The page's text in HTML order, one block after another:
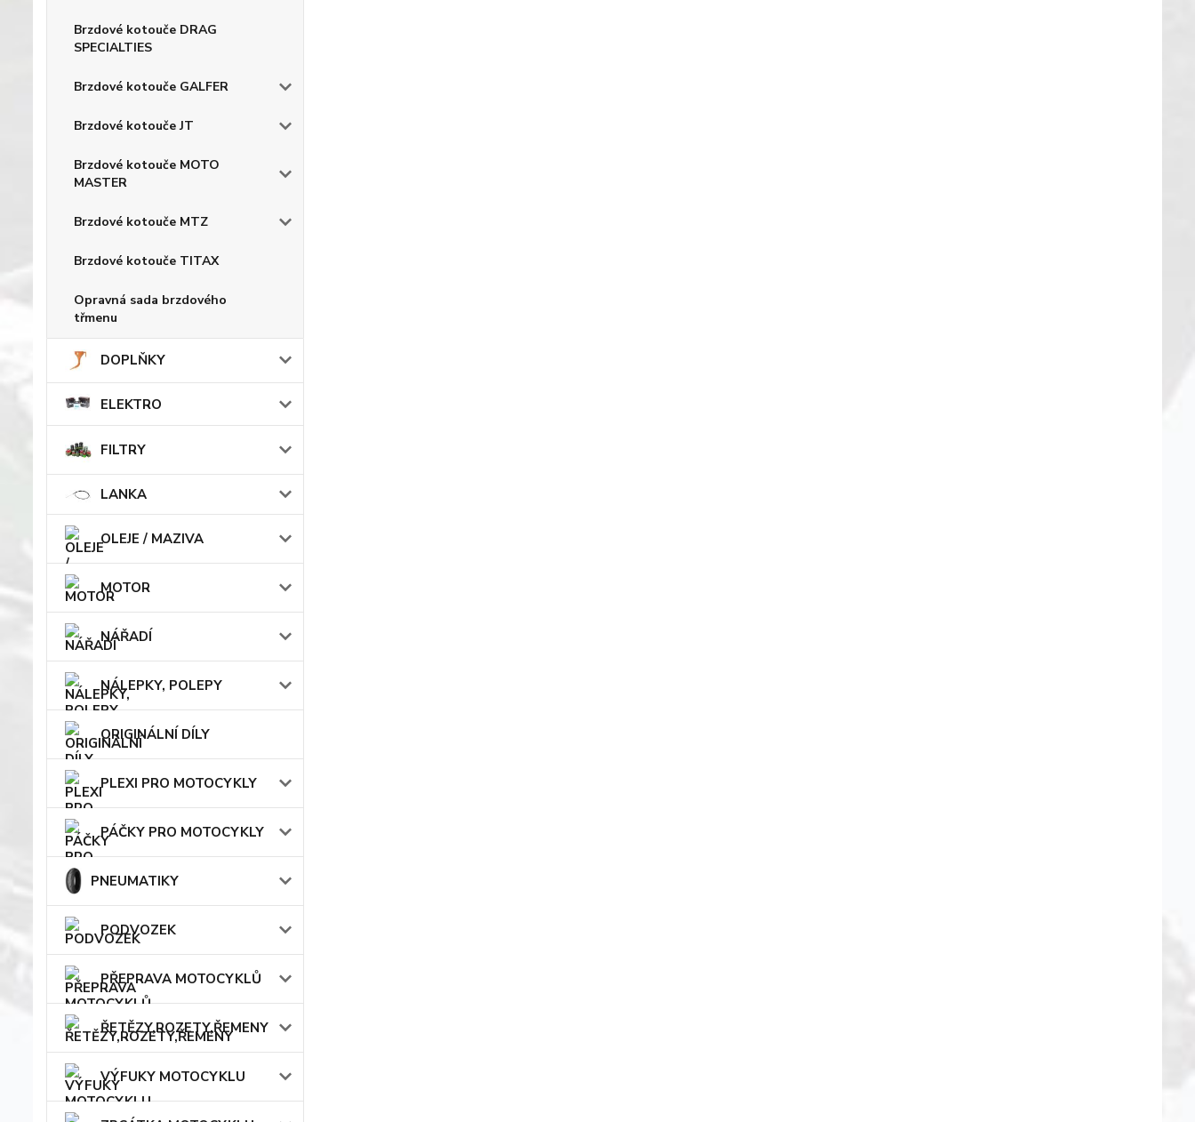
Brzdové kotouče DRAG
SPECIALTIES
Brzdové kotouče GALFER
Brzdové kotouče JT
Brzdové kotouče MOTO
MASTER
Brzdové kotouče MTZ
Brzdové kotouče TITAX
Opravná sada brzdového
třmenu
DOPLŇKY
ELEKTRO
FILTRY
LANKA
OLEJE / MAZIVA
MOTOR
NÁŘADÍ
NÁLEPKY, POLEPY
ORIGINÁLNÍ DÍLY
PLEXI PRO MOTOCYKLY
PÁČKY PRO MOTOCYKLY
PNEUMATIKY
PODVOZEK
PŘEPRAVA MOTOCYKLŮ
ŘETĚZY,ROZETY,ŘEMENY
VÝFUKY MOTOCYKLU